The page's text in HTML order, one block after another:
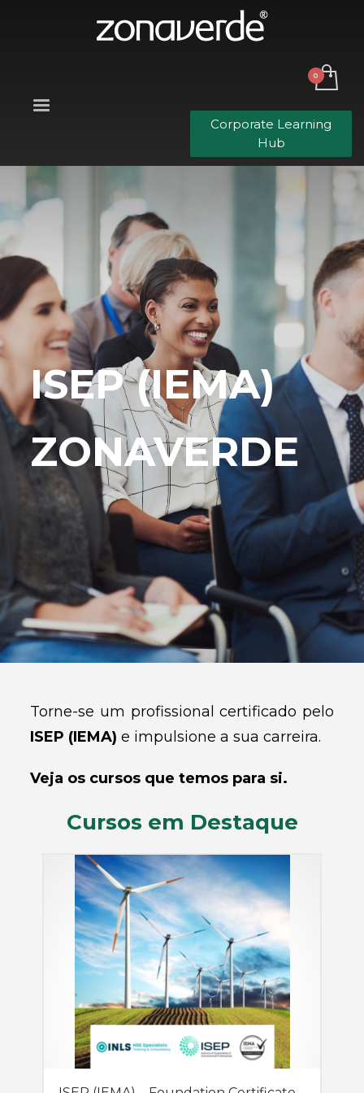
Corporate Learning
Hub
ISEP (IEMA)
ZONAVERDE
Torne-se um profissional certificado pelo
ISEP (IEMA) e impulsione a sua carreira.
Veja os cursos que temos para si.
Cursos em Destaque